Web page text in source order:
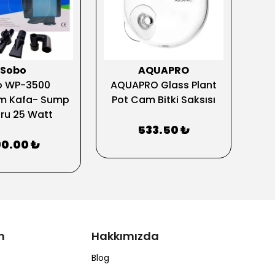
Sobo
WP-3500
Kafa- Sump
25 Watt
₺
AQUAPRO
AQUAPRO Glass Plant
Pot Cam Bitki Saksısı
533.50 ₺
Hakkımızda
Blog